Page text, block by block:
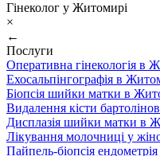
Гінеколог у Житомирі
×
←
Послуги
Оперативна гінекологія в
Ехосальпінгографія в
Біопсія шийки матки в
Видалення кісти
Дисплазія шийки матки в
Лікування молочниці у
Пайпель-біопсія